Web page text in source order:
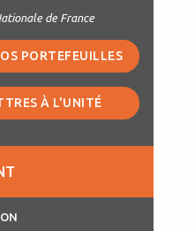
de France
PORTEFEUILLES
À L'UNITÉ